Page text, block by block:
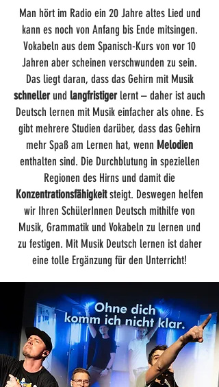
Man hört im Radio ein 20 Jahre altes Lied und
kann es noch von Anfang bis Ende mitsingen.
Vokabeln aus dem Spanisch-Kurs von vor 10
Jahren aber scheinen verschwunden zu sein.
Das liegt daran, dass das Gehirn mit Musik
schnellerund langfristigerlernt – daher ist auch
Deutsch lernen mit Musik einfacher als ohne. Es
gibt mehrere Studien darüber, dass das Gehirn
mehr Spaß am Lernen hat, wenn Melodien
enthalten sind. Die Durchblutung in speziellen
Regionen des Hirns und damit die
Konzentrationsfähigkeitsteigt. Deswegen helfen
wir Ihren SchülerInnen Deutsch mithilfe von
Musik, Grammatik und Vokabeln zu lernen und
zu festigen. Mit Musik Deutsch lernen ist daher
eine tolle Ergänzung für den Unterricht!